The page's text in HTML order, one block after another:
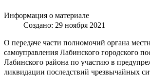
Информация о материале
Создано: 29 ноября 2021
О передаче части полномочий органа
самоуправления Лабинского городского
Лабинского района по участию в
ликвидации последствий чрезвычайных